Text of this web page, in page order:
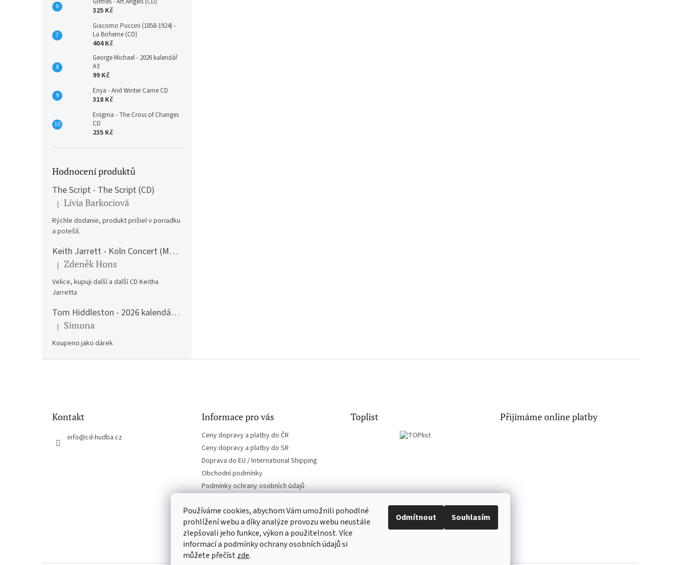
Používáme cookies, abychom Vám umožnili pohodlné
prohlížení webu a díky analýze provozu webu neustále
zlepšovali jeho funkce, výkon a použitelnost. Více
informací a podmínky ochrany osobních údajů si
můžete přečístzde.
Odmítnout Souhlasím
325 Kč
Giacomo Puccini (1858-1924) -
La Boheme (CD)
404 Kč
George Michael - 2026 kalendář
A3
99 Kč
Enya - And Winter Came CD
318 Kč
Enigma - The Cross of Changes
CD
235 Kč
Hodnocení produktů
The Script - The Script (CD)
Hodnocení produktu je 5 z 5 hvězdiček.
| Lívia Barkociová
Rýchle dodanie, produkt prišiel v poriadku
a potešil.
Keith Jarrett - Koln Concert (Music CD)
Hodnocení produktu je 5 z 5 hvězdiček.
| Zdeněk Hons
Velice, kupuji další a další CD Keitha
Jarretta
Tom Hiddleston - 2026 kalendář A3
Hodnocení produktu je 5 z 5 hvězdiček.
| Simona
Koupeno jako dárek
Kontakt
info@cd-hudba.cz
Informace pro vás
Ceny dopravy a platby do ČR
Ceny dopravy a platby do SR
Doprava do EU / International Shipping
Obchodní podmínky
Podmínky ochrany osobních údajů
Toplist Přijímáme online platby
EN-filmy.cz CD-Soundtrack.cz